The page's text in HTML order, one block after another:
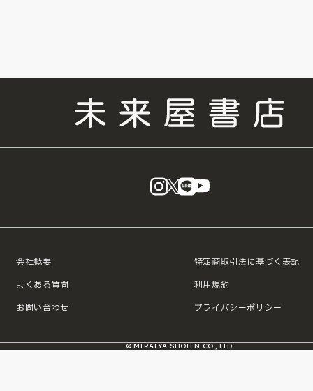
instagram
X LINE
会社概要
よくある質問
お問い合わせ
特定商取引法に基づく表記
利用規約
プライバシーポリシー
© MIRAIYA SHOTEN CO., LTD.